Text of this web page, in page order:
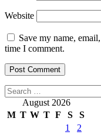
Website
Save my name,
time I comment.
Search
for: August 2026
M T W T F S
S
1
2